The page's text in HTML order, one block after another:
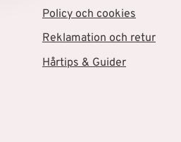
Policy och cookies
Reklamation och retur
Hårtips & Guider